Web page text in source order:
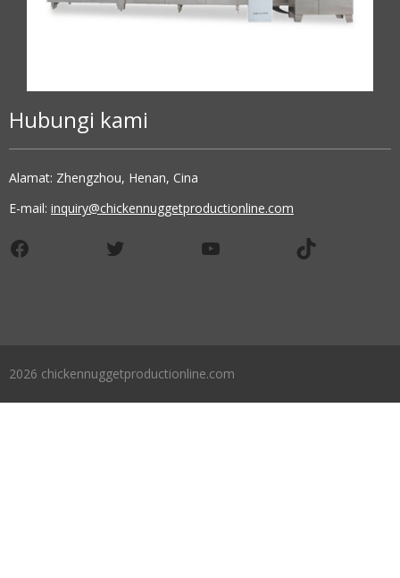
Hubungi kami
Alamat: Zhengzhou, Henan, Cina
E-mail: inquiry@chickennuggetproductionline.com
Facebook Twitter YouTube TikTok
2026 chickennuggetproductionline.com